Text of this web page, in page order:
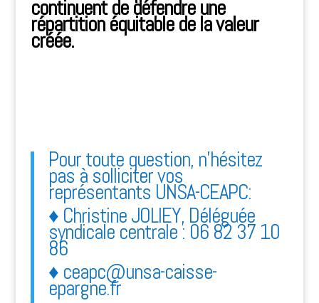
continuent de défendre une
répartition équitable de la valeur
créée.
Pour toute question, n’hésitez
pas à solliciter vos
représentants UNSA-CEAPC:
♦ Christine JOLIEY, Déléguée
syndicale centrale : 06 82 37 10
86
♦ ceapc@unsa-caisse-
epargne.fr